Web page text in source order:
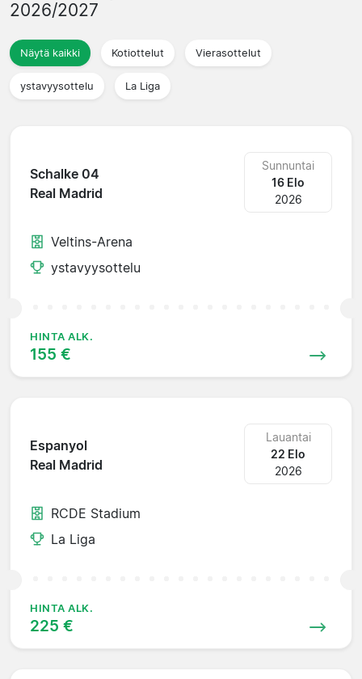
2026/2027
Näytä kaikki Kotiottelut Vierasottelut
ystavyysottelu La Liga
Schalke 04
Real Madrid
Sunnuntai
16 Elo
2026
Veltins-Arena
ystavyysottelu
HINTA ALK.
155 €
Espanyol
Real Madrid
Lauantai
22 Elo
2026
RCDE Stadium
La Liga
HINTA ALK.
225 €